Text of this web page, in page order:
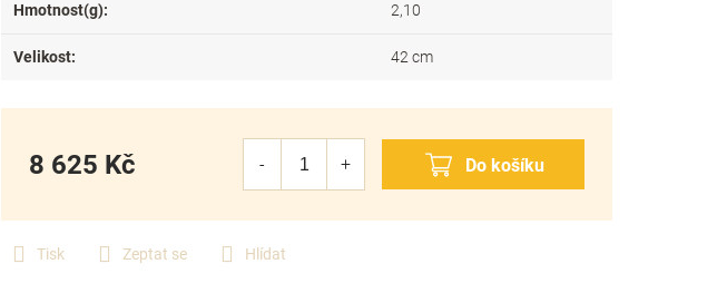
Tisk Zeptat se Hlídat
8 625 Kč
Hmotnost(g): 2,10
Velikost: 42 cm